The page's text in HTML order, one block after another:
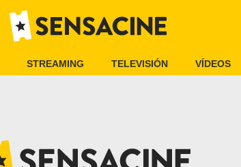
STREAMING TELEVISIÓN VÍDEOS